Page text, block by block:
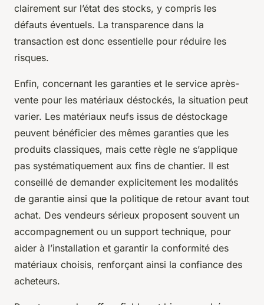
clairement sur l’état des stocks, y compris les
défauts éventuels. La transparence dans la
transaction est donc essentielle pour réduire les
risques.
Enfin, concernant les garanties et le service après-
vente pour les matériaux déstockés, la situation peut
varier. Les matériaux neufs issus de déstockage
peuvent bénéficier des mêmes garanties que les
produits classiques, mais cette règle ne s’applique
pas systématiquement aux fins de chantier. Il est
conseillé de demander explicitement les modalités
de garantie ainsi que la politique de retour avant tout
achat. Des vendeurs sérieux proposent souvent un
accompagnement ou un support technique, pour
aider à l’installation et garantir la conformité des
matériaux choisis, renforçant ainsi la confiance des
acheteurs.